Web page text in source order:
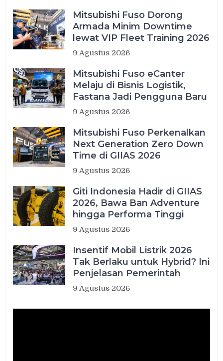
Mitsubishi Fuso Dorong
Armada Minim Downtime
lewat VIP Fleet Training 2026
9 Agustus 2026
Mitsubishi Fuso eCanter
Melaju di Bisnis Logistik,
Fastana Jadi Pengguna Baru
9 Agustus 2026
Mitsubishi Fuso Perkenalkan
Next Generation Zero Down
Time di GIIAS 2026
9 Agustus 2026
Giti Indonesia Hadir di GIIAS
2026, Bawa Ban Adventure
hingga Performa Tinggi
9 Agustus 2026
Insentif Mobil Listrik 2026
Tak Berlaku untuk Hybrid? Ini
Penjelasan Pemerintah
9 Agustus 2026